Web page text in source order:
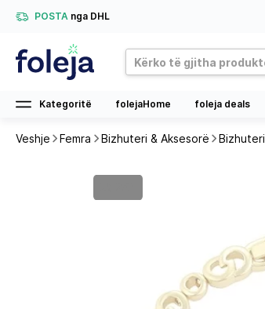
POSTA nga DHL
Kategoritë folejaHome foleja deals
Veshje Femra Bizhuteri & Aksesorë Bizhuteri